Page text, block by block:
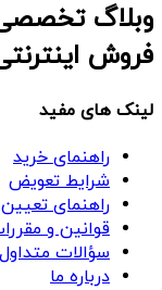
وبلاگ تخصصی
فروش
لینک های مفید
راهنمای خرید
شرایط تعویض
راهنمای
قوانین و
سؤالات متداول
درباره ما